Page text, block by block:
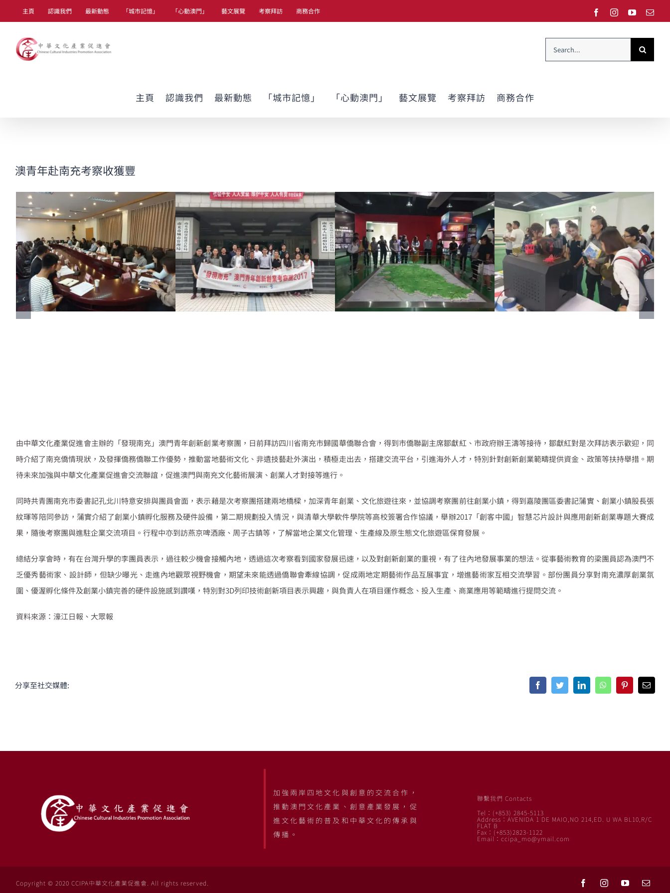
to
content
主頁 認識我們 最新動態 「城市記憶」 「心動澳門」 藝文展覽 考察拜訪 商務合作 FacebookInstagramYouTube
Search
for:
主頁 認識我們 最新動態 「城市記憶」 「心動澳門」 藝文展覽 考察拜訪 商務合作
澳青年赴南充考察收獲豐
由中華文化產業促進會主辦的「發現南充」澳門青年創新創業考察團，日前拜訪四川省南充市歸國華僑聯合會，得到市僑聯副主席鄒獻紅、市政府辦王濤等接待，鄒獻紅對是次拜訪表示歡迎，同
時介紹了南充僑情現狀，及發揮僑務僑聯工作優勢，推動當地藝術文化、非遺技藝赴外演出，積極走出去，搭建交流平台，引進海外人才，特別針對創新創業範疇提供資金、政策等扶持舉措。期
待未來加強與中華文化產業促進會交流聯誼，促進澳門與南充文化藝術展演、創業人才對接等進行。
同時共青團南充市委書記孔北川特意安排與團員會面，表示藉是次考察團搭建兩地橋樑，加深青年創業、文化旅遊往來，並協調考察團前往創業小鎮，得到嘉陵團區委書記蒲實、創業小鎮股長張
紋琿等陪同參訪，蒲實介紹了創業小鎮孵化服務及硬件設備，第二期規劃投入情況，與清華大學軟件學院等高校簽署合作協議，舉辦2017「創客中國」智慧芯片設計與應用創新創業專題大賽成
果，隨後考察團與進駐企業交流項目。行程中亦到訪燕京啤酒廠、周子古鎮等，了解當地企業文化管理、生產線及原生態文化旅遊區保育發展。
總結分享會時，有在台灣升學的李團員表示，過往較少機會接觸內地，透過這次考察看到國家發展迅速，以及對創新創業的重視，有了往內地發展事業的想法。從事藝術教育的梁團員認為澳門不
乏優秀藝術家、設計師，但缺少曝光、走進內地觀眾視野機會，期望未來能透過僑聯會牽線協調，促成兩地定期藝術作品互展事宜，增進藝術家互相交流學習。部份團員分享對南充濃厚創業氛
圍、優渥孵化條件及創業小鎮完善的硬件設施感到讚嘆，特別對3D列印技術創新項目表示興趣，與負責人在項目運作概念、投入生產、商業應用等範疇進行提問交流。
資料來源：濠江日報、大眾報
分享至社交媒體: FacebookTwitterLinkedInWhatsAppPinterestEmail
加強兩岸四地文化與創意的交流合作，
推動澳門文化產業、創意產業發展，促
進文化藝術的普及和中華文化的傳承與
傳播。
聯繫我們 Contacts
Tel：(+853) 2845-5113
Address：AVENIDA 1 DE MAIO,NO 214,ED. U WA BL10,R/C
FLAT B
Fax：(+853)2823-1122
Email：ccipa_mo@ymail.com
Copyright © 2020 CCIPA中華文化產業促進會. All rights reserved.